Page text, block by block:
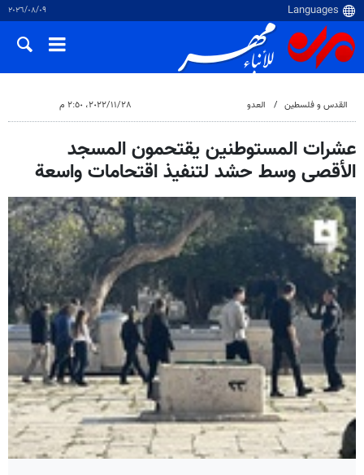
٠٩‏/٠٨‏/٢٠٢٦
القدس و فلسطین العدو ٢٨‏/١١‏/٢٠٢٢، ٢:٥٠ م
عشرات المستوطنين يقتحمون المسجد
الأقصى وسط حشد لتنفيذ اقتحامات واسعة